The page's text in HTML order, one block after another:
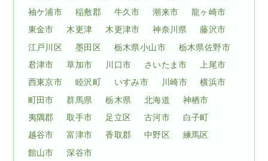
袖ケ浦市
稲敷郡 牛久市 潮来市
龍ヶ崎市
東金市
木更津 木更津市 神奈川県
藤沢市
江戸川区
墨田区 栃木県小山市
栃木県佐野市
君津市
草加市 川口市 さいたま市
上尾市
西東京市
睦沢町 いすみ市 川崎市
横浜市
町田市
群馬県 栃木県 北海道
神栖市
夷隅郡
取手市 足立区 古河市
白子町
越谷市
富津市 香取郡 中野区
練馬区
館山市
深谷市